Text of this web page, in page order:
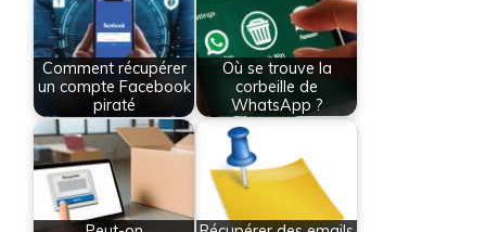
Comment récupérer
un compte Facebook
piraté
Où se trouve la
corbeille de
WhatsApp ?